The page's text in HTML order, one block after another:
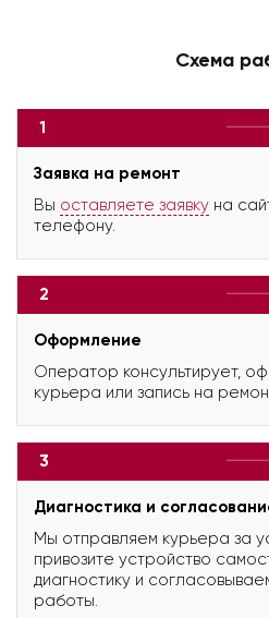
Схема
1
Заявка на ремонт
Вы оставляете заявку на
телефону.
2
Оформление
Оператор консультирует,
курьера или запись на
3
Диагностика и
Мы отправляем курьера за
привозите устройство
диагностику и
работы.